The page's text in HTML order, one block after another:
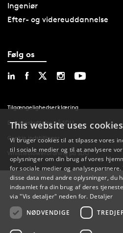
Ingeniør
Efter- og videreuddannelse
Følg os
Tilgængelighedserklæring
Databeskyttelse på SDU
Cookie indstillinger
Whistleblowerordning på SDU
This website uses cookies
Vi bruger cookies til at tilpasse vores
til sociale medier og til at analysere
oplysninger om din brug af vores
for sociale medier og
disse data med andre oplysninger, du
indsamlet fra din brug af deres
via "Vis detaljer" neden for. Detaljer
NØDVENDIGE